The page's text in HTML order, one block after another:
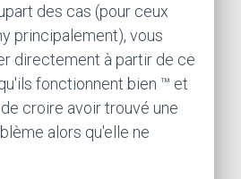
des cas (pour ceux
principalement), vous
directement à partir de ce
fonctionnent bien ™ et
croire avoir trouvé une
alors qu'elle ne